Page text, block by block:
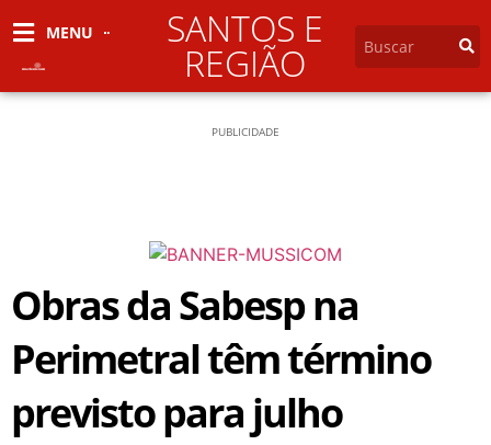
MENU SANTOS E
REGIÃO
PUBLICIDADE
Obras da Sabesp na
Perimetral têm término
previsto para julho